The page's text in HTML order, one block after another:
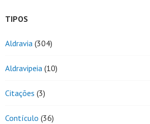
TIPOS
Aldravia (304)
Aldravipeia (10)
Citações (3)
Contículo (36)